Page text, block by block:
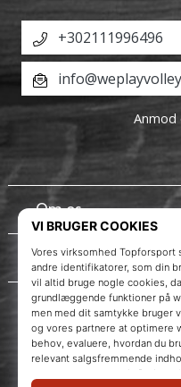
Om os
Kundeservice
+302111996496
Anmod